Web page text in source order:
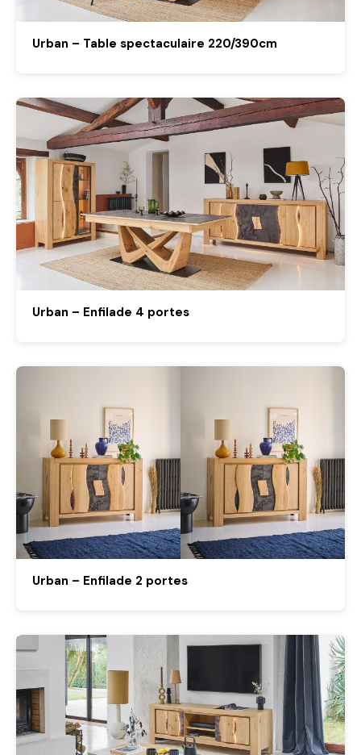
Urban – Table spectaculaire 220/390cm
Urban – Enfilade 4 portes
Urban – Enfilade 2 portes